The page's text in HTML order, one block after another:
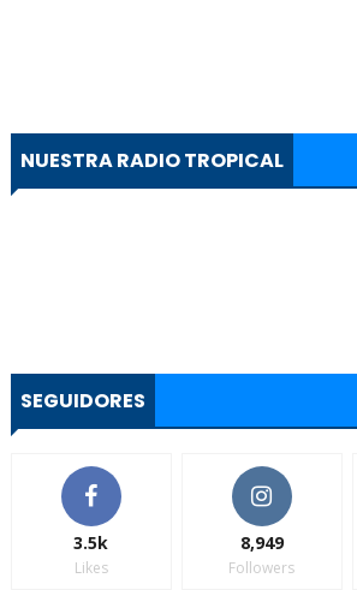
NUESTRA RADIO TROPICAL
SEGUIDORES
3.5k
Likes
8,949
Followers